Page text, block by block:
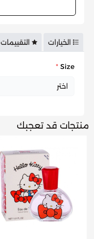
الخيارات التقييمات
Size
*
منتجات قد تعجبك